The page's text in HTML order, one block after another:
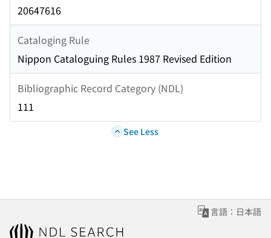
20647616
Cataloging Rule
Nippon Cataloguing Rules 1987 Revised Edition
Bibliographic Record Category (NDL)
111
See Less
言語：日本語